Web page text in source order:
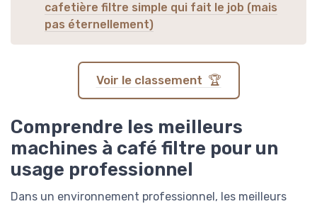
cafetière filtre simple qui fait le job (mais
pas éternellement)
Voir le classement 🏆
Comprendre les meilleurs
machines à café filtre pour un
usage professionnel
Dans un environnement professionnel, les meilleurs